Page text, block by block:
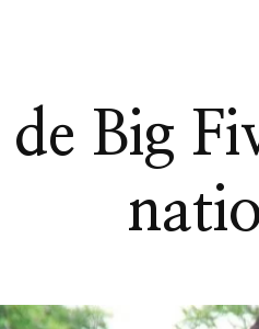
de Big